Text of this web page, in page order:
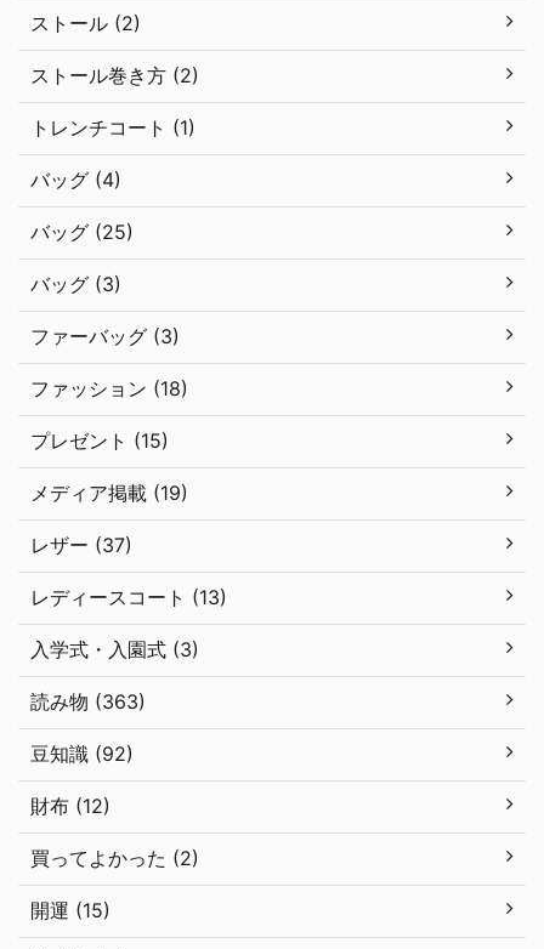
ストール (2)
ストール巻き方 (2)
トレンチコート (1)
バッグ (4)
バッグ (25)
バッグ (3)
ファーバッグ (3)
ファッション (18)
プレゼント (15)
メディア掲載 (19)
レザー (37)
レディースコート (13)
入学式・入園式 (3)
読み物 (363)
豆知識 (92)
財布 (12)
買ってよかった (2)
開運 (15)